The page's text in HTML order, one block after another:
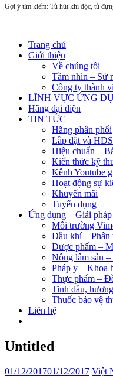
Gợi ý tìm kiếm: Tủ hút khí độc, tủ
Trang chủ
Giới thiệu
Về chúng tôi
Tầm nhìn – Sứ
Công ty thành
LĨNH VỰC ỨNG
Hãng đại diện
TIN TỨC
Hãng phân phối
Lắp đặt và
Hiệu chuẩn –
Kiến thức kỹ
Kênh Youtube
Hoạt động sự
Khuyến mãi
Tuyển dụng
Ứng dụng – Giải pháp
Môi trường
Dầu khí – Phân
Dược phẩm –
Nông lâm sản –
Pháp y – Khoa
Thực phẩm –
Tinh dầu,
Thuốc bảo vệ
Liên hệ
Untitled
01/12/201701/12/2017 Việt